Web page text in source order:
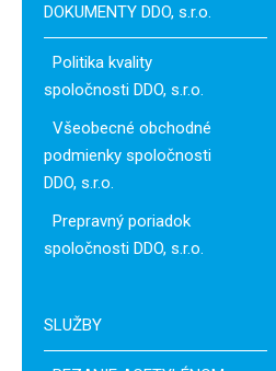
DOKUMENTY DDO, s.r.o.
Politika kvality
spoločnosti DDO, s.r.o.
Všeobecné obchodné
podmienky spoločnosti
DDO, s.r.o.
Prepravný poriadok
spoločnosti DDO, s.r.o.
SLUŽBY